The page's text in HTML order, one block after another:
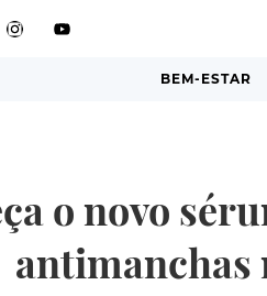
BEM-ESTAR
o novo
antimanchas